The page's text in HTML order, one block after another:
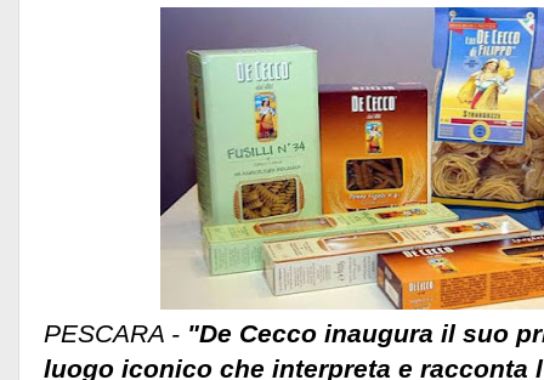
PESCARA - "De Cecco inaugura il suo
luogo iconico che interpreta e racconta